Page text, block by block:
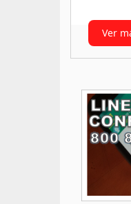
Ver